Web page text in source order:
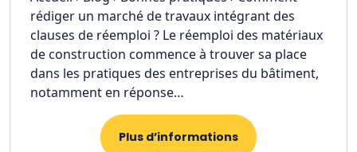
rédiger un marché de travaux intégrant des
clauses de réemploi ? Le réemploi des matériaux
de construction commence à trouver sa place
dans les pratiques des entreprises du bâtiment,
notamment en réponse…
Plus d’informations